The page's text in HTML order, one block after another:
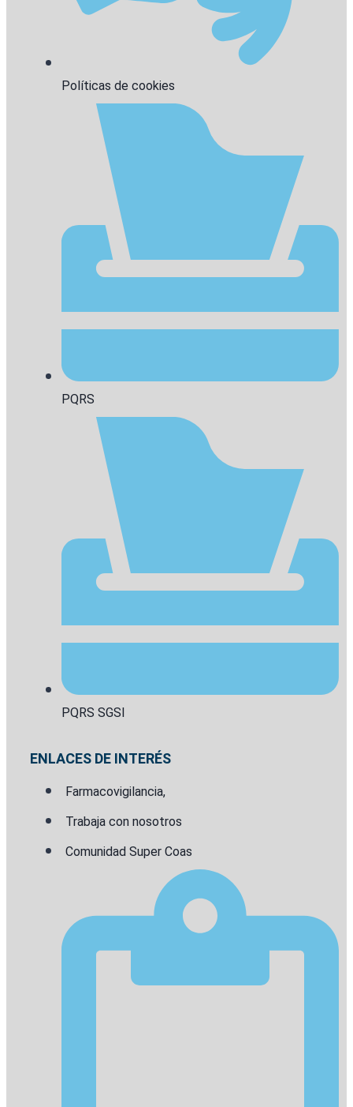
Políticas de cookies
PQRS
PQRS SGSI
ENLACES DE INTERÉS
Farmacovigilancia,
Trabaja con nosotros
Comunidad Super Coas